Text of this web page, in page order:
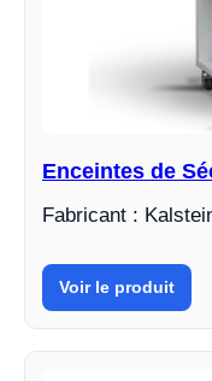
Enceintes de
Fabricant :
Voir le produit